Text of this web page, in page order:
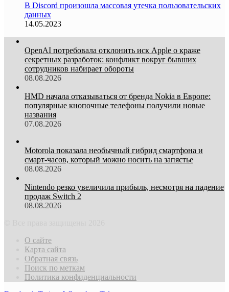
В Discord произошла массовая утечка пользовательских
данных
14.05.2023
OpenAI потребовала отклонить иск Apple о краже
секретных разработок: конфликт вокруг бывших
сотрудников набирает обороты
08.08.2026
HMD начала отказываться от бренда Nokia в Европе:
популярные кнопочные телефоны получили новые
названия
07.08.2026
Motorola показала необычный гибрид смартфона и
смарт-часов, который можно носить на запястье
08.08.2026
Nintendo резко увеличила прибыль, несмотря на падение
продаж Switch 2
08.08.2026
О сайте
Карта сайта
Обратная связь
Поиск по меткам
Политика конфиденциальности